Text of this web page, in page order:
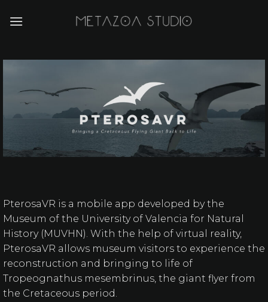
PterosaVR is a mobile app developed by the
Museum of the University of Valencia for Natural
History (MUVHN). With the help of virtual reality,
PterosaVR allows museum visitors to experience the
reconstruction and bringing to life of
Tropeognathus mesembrinus, the giant flyer from
the Cretaceous period.